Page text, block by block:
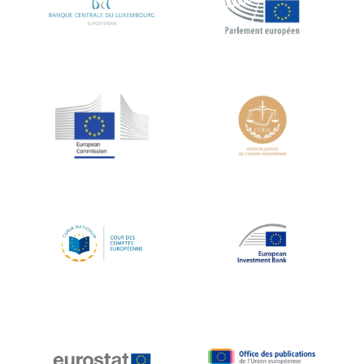
Koen LENAERTS
Lucas Papademos
Máire Geoghegan-Quinn
Manolis Mavrommatis
Mario Centeno
Mario Monti